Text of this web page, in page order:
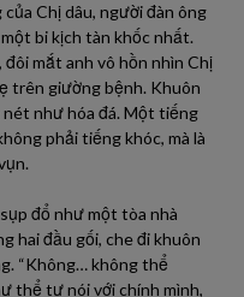
Chị dâu, người đàn ông
bi kịch tàn khốc nhất.
mắt anh vô hồn nhìn Chị
trên giường bệnh. Khuôn
như hóa đá. Một tiếng
phải tiếng khóc, mà là
đổ như một tòa nhà
hai đầu gối, che đi khuôn
“Không… không thể
thể tự nói với chính mình,